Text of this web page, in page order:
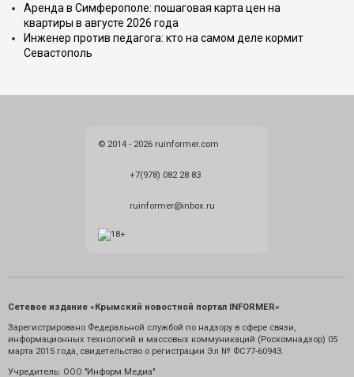
Аренда в Симферополе: пошаговая карта цен на
квартиры в августе 2026 года
Инженер против педагога: кто на самом деле кормит
Севастополь
© 2014 - 2026 ruinformer.com
+7(978) 082 28 83
ruinformer@inbox.ru
Сетевое издание «Крымский новостной портал INFORMER»
Зарегистрировано Федеральной службой по надзору в сфере связи,
информационных технологий и массовых коммуникаций (Роскомнадзор) 05
марта 2015 года, свидетельство о регистрации Эл № ФС77-60943.
Учредитель: ООО "Информ Медиа"